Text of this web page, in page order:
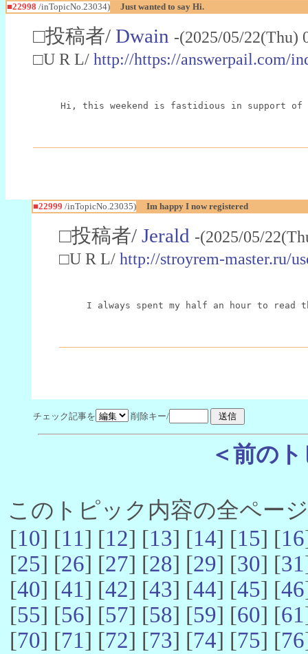
■22998 /inTopicNo.23034) Just wanted to say Hi.
□投稿者/ Dwain -(2025/05/
□U R L/ http://https://answerpail.com/
Hi, this weekend is fastidious in support of
■22999 /inTopicNo.23035) Im happy I now registered
□投稿者/ Jerald -(2025/05/
□U R L/ http://stroyrem-master.ru/
I always spent my half an hour to
チェック記事を 削除キー/
＜前の
このトピック内容の全ペー
[10] [11] [12] [13] [14] [15] [16
[25] [26] [27] [28] [29] [30] [31
[40] [41] [42] [43] [44] [45] [46
[55] [56] [57] [58] [59] [60] [61
[70] [71] [72] [73] [74] [75] [76